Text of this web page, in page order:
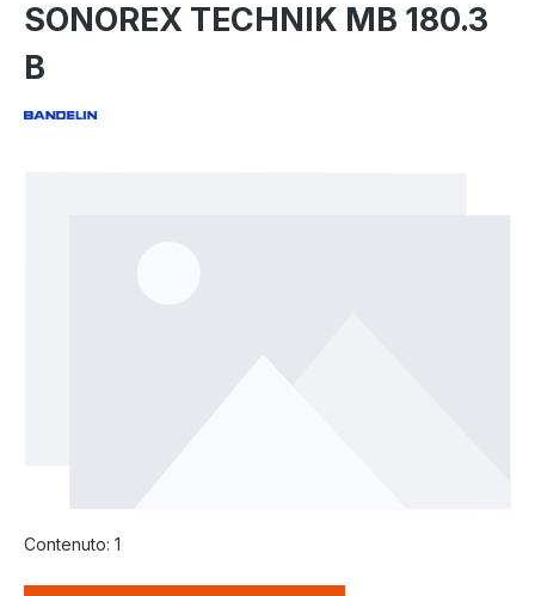
SONOREX TECHNIK MB 180.3
B
Contenuto: 1